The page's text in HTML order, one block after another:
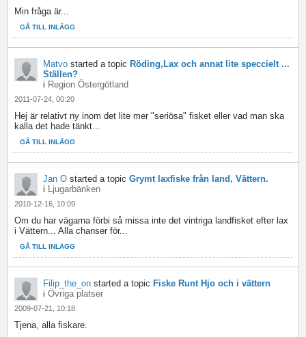
Min fråga är...
GÅ TILL INLÄGG
Matvo started a topic Röding,Lax och annat lite speccielt ...
Ställen?
i Region Östergötland
2011-07-24, 00:20
Hej är relativt ny inom det lite mer "seriösa" fisket eller vad man ska
kalla det hade tänkt...
GÅ TILL INLÄGG
Jan O started a topic Grymt laxfiske från land, Vättern.
i Ljugarbänken
2010-12-16, 10:09
Om du har vägarna förbi så missa inte det vintriga landfisket efter lax
i Vättern... Alla chanser för...
GÅ TILL INLÄGG
Filip_the_on started a topic Fiske Runt Hjo och i vättern
i Övriga platser
2009-07-21, 10:18
Tjena, alla fiskare.